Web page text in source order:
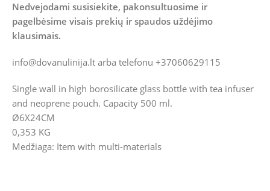
Nedvejodami susisiekite, pakonsultuosime ir
pagelbėsime visais prekių ir spaudos uždėjimo
klausimais.
info@dovanulinija.lt arba telefonu +37060629115
Single wall in high borosilicate glass bottle with tea infuser
and neoprene pouch. Capacity 500 ml.
Ø6X24CM
0,353 KG
Medžiaga: Item with multi-materials